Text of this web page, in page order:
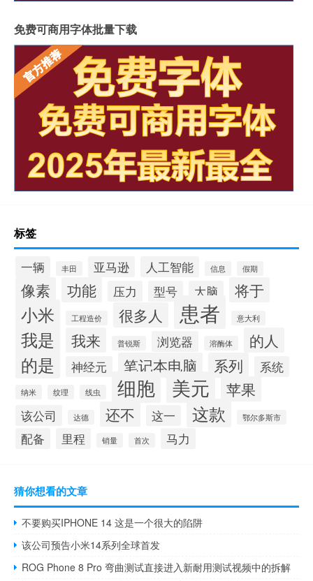
免费可商用字体批量下载
标签
一辆 丰田 亚马逊 人工智能 信息 假期
像素 功能 压力 型号 大脑 将于
小米 工程造价 很多人 患者 意大利
我是 我来 普锐斯 浏览器 溶酶体 的人
的是 神经元 笔记本电脑 系列 系统
纳米 纹理 线虫 细胞 美元 苹果
该公司 达德 还不 这一 这款 鄂尔多斯市
配备 里程 销量 首次 马力
猜你想看的文章
不要购买IPHONE 14 这是一个很大的陷阱
该公司预告小米14系列全球首发
ROG Phone 8 Pro 弯曲测试直接进入新耐用测试视频中的拆解